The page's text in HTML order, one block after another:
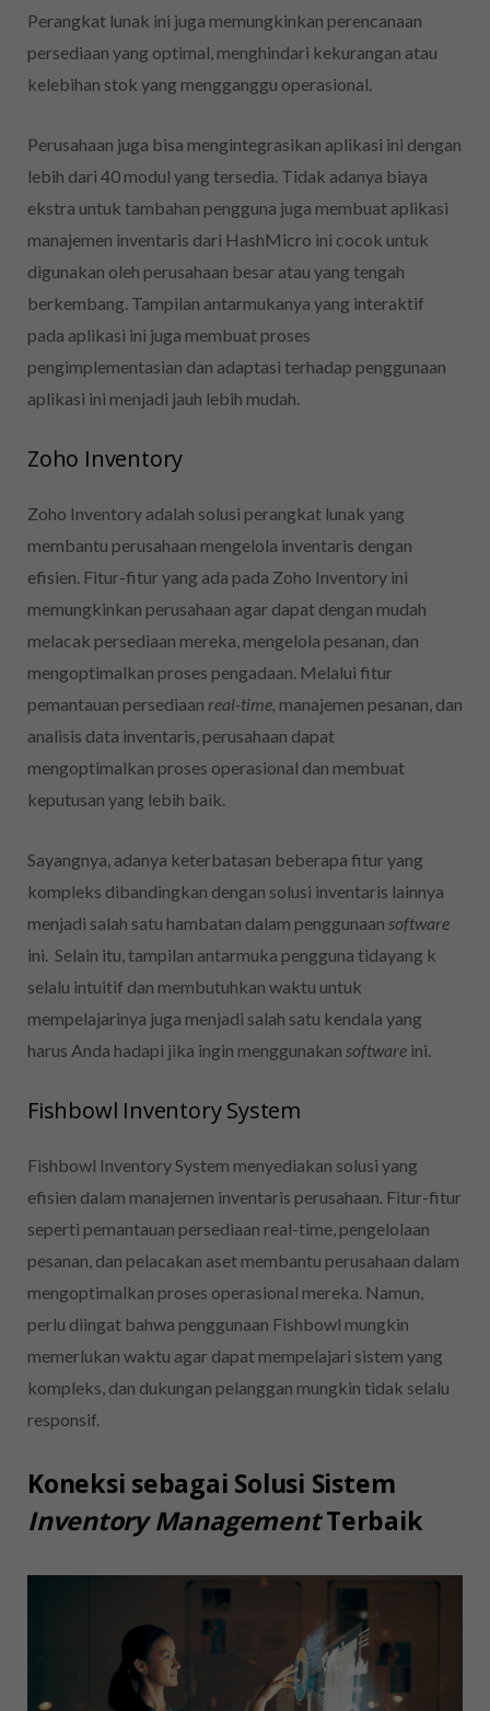
Perangkat lunak ini juga memungkinkan perencanaan
persediaan yang optimal, menghindari kekurangan atau
kelebihan stok yang mengganggu operasional.
Perusahaan juga bisa mengintegrasikan aplikasi ini dengan
lebih dari 40 modul yang tersedia. Tidak adanya biaya
ekstra untuk tambahan pengguna juga membuat aplikasi
manajemen inventaris dari HashMicro ini cocok untuk
digunakan oleh perusahaan besar atau yang tengah
berkembang. Tampilan antarmukanya yang interaktif
pada aplikasi ini juga membuat proses
pengimplementasian dan adaptasi terhadap penggunaan
aplikasi ini menjadi jauh lebih mudah.
Zoho Inventory
Zoho Inventory adalah solusi perangkat lunak yang
membantu perusahaan mengelola inventaris dengan
efisien. Fitur-fitur yang ada pada Zoho Inventory ini
memungkinkan perusahaan agar dapat dengan mudah
melacak persediaan mereka, mengelola pesanan, dan
mengoptimalkan proses pengadaan. Melalui fitur
pemantauan persediaan real-time, manajemen pesanan, dan
analisis data inventaris, perusahaan dapat
mengoptimalkan proses operasional dan membuat
keputusan yang lebih baik.
Sayangnya, adanya keterbatasan beberapa fitur yang
kompleks dibandingkan dengan solusi inventaris lainnya
menjadi salah satu hambatan dalam penggunaan software
ini. Selain itu, tampilan antarmuka pengguna tidayang k
selalu intuitif dan membutuhkan waktu untuk
mempelajarinya juga menjadi salah satu kendala yang
harus Anda hadapi jika ingin menggunakan software ini.
Fishbowl Inventory System
Fishbowl Inventory System menyediakan solusi yang
efisien dalam manajemen inventaris perusahaan. Fitur-fitur
seperti pemantauan persediaan real-time, pengelolaan
pesanan, dan pelacakan aset membantu perusahaan dalam
mengoptimalkan proses operasional mereka. Namun,
perlu diingat bahwa penggunaan Fishbowl mungkin
memerlukan waktu agar dapat mempelajari sistem yang
kompleks, dan dukungan pelanggan mungkin tidak selalu
responsif.
Koneksi sebagai Solusi Sistem
Inventory ManagementTerbaik